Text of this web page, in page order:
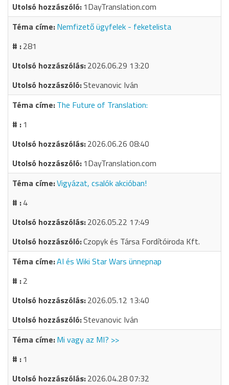
1DayTranslation.com
Nemfizető ügyfelek - feketelista
281
2026.06.29 13:20
Stevanovic Iván
The Future of Translation:
1
2026.06.26 08:40
1DayTranslation.com
Vigyázat, csalók akcióban!
4
2026.05.22 17:49
Czopyk és Társa Fordítóiroda Kft.
AI és Wiki Star Wars ünnepnap
2
2026.05.12 13:40
Stevanovic Iván
Mi vagy az MI? >>
1
2026.04.28 07:32